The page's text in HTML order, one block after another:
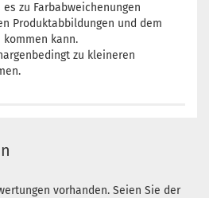
zu Farbabweichenungen
Produktabbildungen und dem
kann.
zu kleineren
vorhanden. Seien Sie der